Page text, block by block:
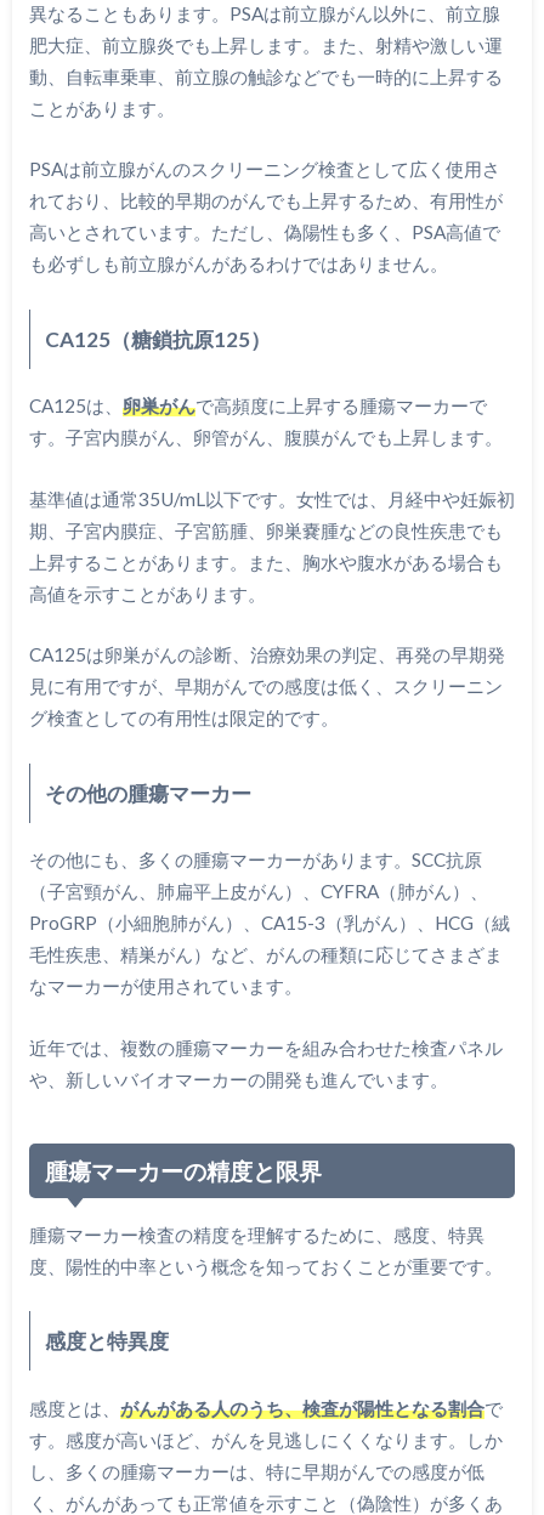
異なることもあります。PSAは前立腺がん以外に、前立腺
肥大症、前立腺炎でも上昇します。また、射精や激しい運
動、自転車乗車、前立腺の触診などでも一時的に上昇する
ことがあります。
PSAは前立腺がんのスクリーニング検査として広く使用さ
れており、比較的早期のがんでも上昇するため、有用性が
高いとされています。ただし、偽陽性も多く、PSA高値で
も必ずしも前立腺がんがあるわけではありません。
CA125（糖鎖抗原125）
CA125は、 卵巣がんで高頻度に上昇する腫瘍マーカーで
す。子宮内膜がん、卵管がん、腹膜がんでも上昇します。
基準値は通常35U/mL以下です。女性では、月経中や妊娠初
期、子宮内膜症、子宮筋腫、卵巣嚢腫などの良性疾患でも
上昇することがあります。また、胸水や腹水がある場合も
高値を示すことがあります。
CA125は卵巣がんの診断、治療効果の判定、再発の早期発
見に有用ですが、早期がんでの感度は低く、スクリーニン
グ検査としての有用性は限定的です。
その他の腫瘍マーカー
その他にも、多くの腫瘍マーカーがあります。SCC抗原
（子宮頸がん、肺扁平上皮がん）、CYFRA（肺がん）、
ProGRP（小細胞肺がん）、CA15-3（乳がん）、HCG（絨
毛性疾患、精巣がん）など、がんの種類に応じてさまざま
なマーカーが使用されています。
近年では、複数の腫瘍マーカーを組み合わせた検査パネル
や、新しいバイオマーカーの開発も進んでいます。
腫瘍マーカーの精度と限界
腫瘍マーカー検査の精度を理解するために、感度、特異
度、陽性的中率という概念を知っておくことが重要です。
感度と特異度
感度とは、 がんがある人のうち、検査が陽性となる割合で
す。感度が高いほど、がんを見逃しにくくなります。しか
し、多くの腫瘍マーカーは、特に早期がんでの感度が低
く、がんがあっても正常値を示すこと（偽陰性）が多くあ